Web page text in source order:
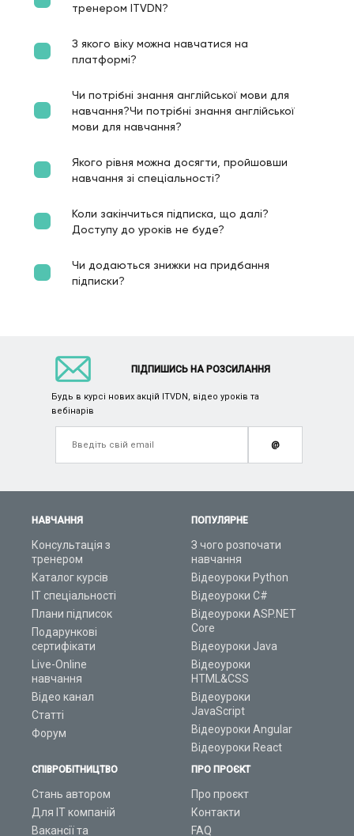
тренером ITVDN?
З якого віку можна навчатися на
платформі?
Чи потрібні знання англійської мови для
навчання?Чи потрібні знання англійської
мови для навчання?
Якого рівня можна досягти, пройшовши
навчання зі спеціальності?
Коли закінчиться підписка, що далі?
Доступу до уроків не буде?
Чи додаються знижки на придбання
підписки?
НАВЧАННЯ
Консультація з
тренером
Каталог курсів
ІТ спеціальності
Плани підписок
Подарункові
сертифікати
Live-Online
навчання
Відео канал
Статті
Форум
ПОПУЛЯРНЕ
З чого розпочати
навчання
Відеоуроки Python
Відеоуроки C#
Відеоуроки ASP.NET
Core
Відеоуроки Java
Відеоуроки
HTML&CSS
Відеоуроки
JavaScript
Відеоуроки Angular
Відеоуроки React
СПІВРОБІТНИЦТВО
Стань автором
Для ІТ компаній
Вакансії та
ПРО ПРОЄКТ
Про проєкт
Контакти
FAQ
ПІДПИШИСЬ НА РОЗСИЛАННЯ
Будь в курсі нових акцій ITVDN, відео уроків та
вебінарів
@